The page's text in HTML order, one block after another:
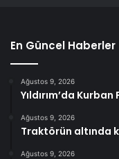
En Güncel Haberler
Ağustos 9, 2026
Yıldırım’da
Ağustos 9, 2026
Traktörün altında
Ağustos 9, 2026